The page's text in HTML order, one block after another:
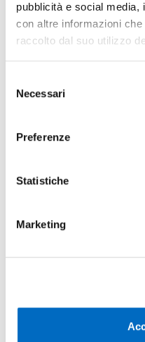
pubblicità e social media,
con altre informazioni
raccolto dal suo utilizzo
delNecessari
Preferenze
Statistiche
Marketing
Image:
There are currently no items in
If you have any